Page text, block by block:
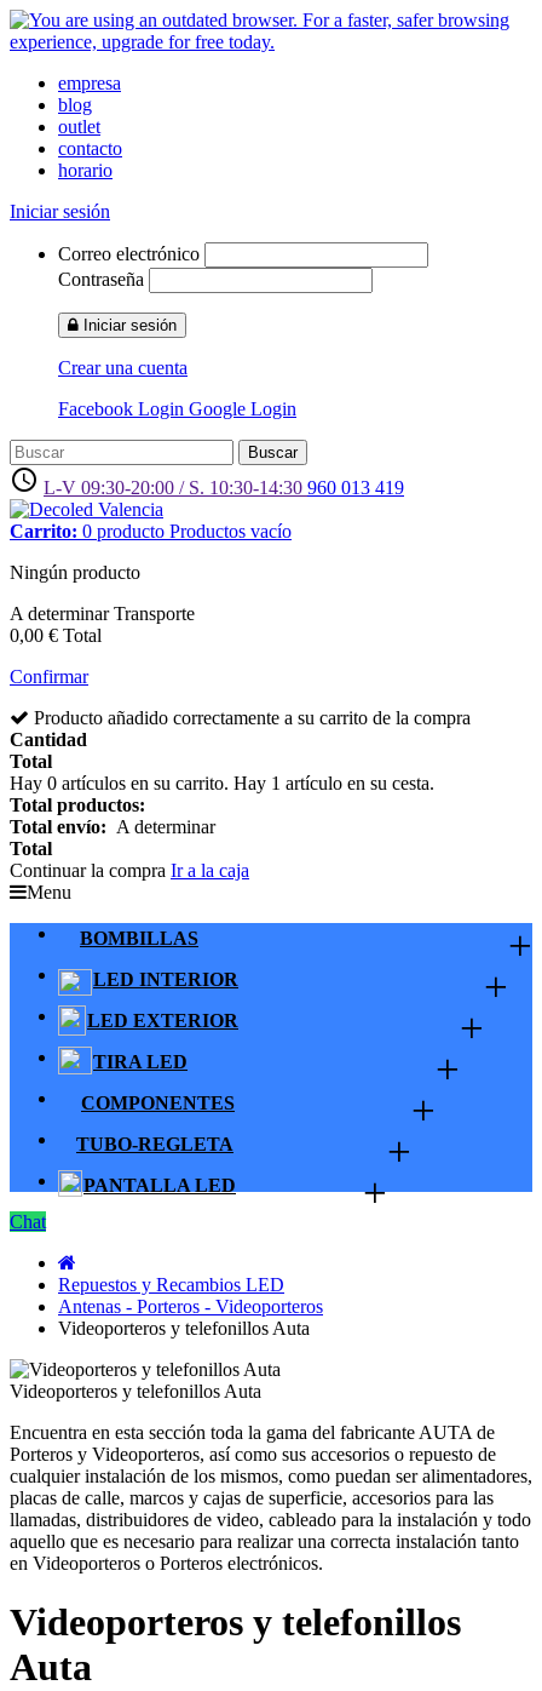
empresa
blog
outlet
contacto
horario
Iniciar sesión
Correo electrónico
Contraseña
Iniciar sesión
Crear una cuenta
Facebook Login Google Login
Buscar
access_time L-V 09:30-20:00 / S. 10:30-14:30 960 013 419
Carrito: 0 producto Productos vacío
Ningún producto
A determinarTransporte
0,00 € Total
Confirmar
Producto añadido correctamente a su carrito de la compra
Cantidad
Total
Hay 0 artículos en su carrito. Hay 1 artículo en su cesta.
Total productos:
Total envío: A determinar
Total
Continuar la compra Ir a la caja
Menu
BOMBILLAS +
LED INTERIOR +
LED EXTERIOR +
TIRA LED +
COMPONENTES +
TUBO-REGLETA +
PANTALLA LED +
Chat
Repuestos y Recambios LED
Antenas - Porteros - Videoporteros
Videoporteros y telefonillos Auta
Videoporteros y telefonillos Auta
Encuentra en esta sección toda la gama del fabricante AUTA de
Porteros y Videoporteros, así como sus accesorios o repuesto de
cualquier instalación de los mismos, como puedan ser alimentadores,
placas de calle, marcos y cajas de superficie, accesorios para las
llamadas, distribuidores de video, cableado para la instalación y todo
aquello que es necesario para realizar una correcta instalación tanto
en Videoporteros o Porteros electrónicos.
Videoporteros y telefonillos
Auta